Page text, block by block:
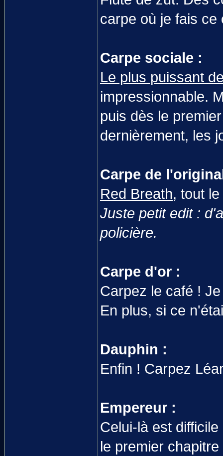
carpe où je fais ce
Carpe sociale :
Le plus puissant
impressionnable.
puis dès le
dernièrement, les
Carpe de
Red Breath, tout
Juste petit edit :
policière.
Carpe d'or :
Carpez le café !
En plus, si ce
Dauphin :
Enfin ! Carpez
Empereur :
Celui-là est
le premier